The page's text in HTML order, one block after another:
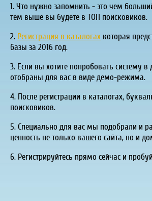
1. Что нужно запомнить - это чем
тем выше вы будете в ТОП поисковиков.
2. Регистрация в каталогах которая
базы за 2016 год.
3. Если вы хотите попробовать систему
отобраны для вас в виде демо-режима.
4. После регистрации в каталогах,
поисковиков.
5. Специально для вас мы подобрали и
ценность не только вашего сайта, но и
6. Регистрируйтесь прямо сейчас и